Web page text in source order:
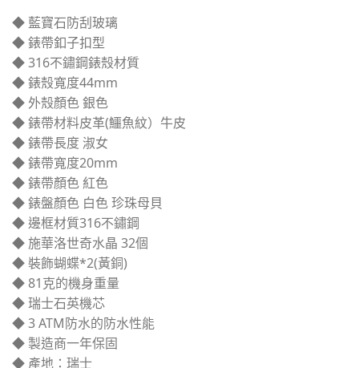
◆ 藍寶石防刮玻璃
◆ 錶帶釦子扣型
◆ 316不鏽鋼錶殼材質
◆ 錶殼寬度44mm
◆ 外殼顏色 銀色
◆ 錶帶材料皮革(鱷魚紋）牛皮
◆ 錶帶長度 淑女
◆ 錶帶寬度20mm
◆ 錶帶顏色 紅色
◆ 錶盤顏色 白色 珍珠母貝
◆ 邊框材質316不鏽鋼
◆ 施華洛世奇水晶 32個
◆ 裝飾蝴蝶*2(黃銅)
◆ 81克的機身重量
◆ 瑞士石英機芯
◆ 3 ATM防水的防水性能
◆ 製造商一年保固
◆ 產地：瑞士